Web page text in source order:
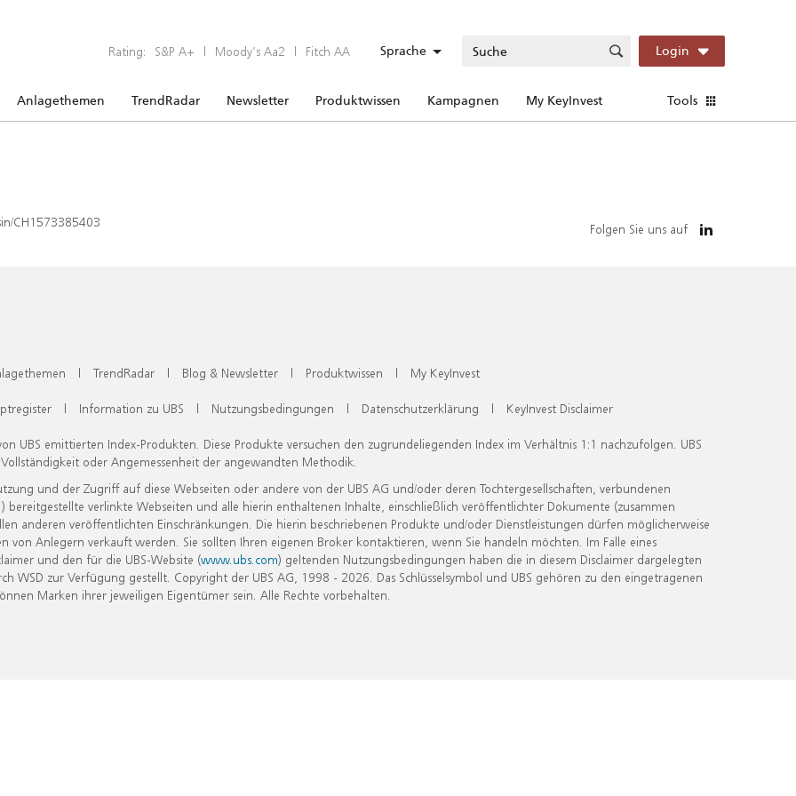
Rating: S&P A+ | Moody’s Aa2 | Fitch AA Sprache Login
Anlagethemen TrendRadar Newsletter Produktwissen Kampagnen My KeyInvest Tools
CH1573385403 Folgen Sie uns auf
| TrendRadar | Blog & Newsletter | Produktwissen | My KeyInvest
| Information zu UBS | Nutzungsbedingungen | Datenschutzerklärung | KeyInvest Disclaimer
UBS emittierten Index-Produkten. Diese Produkte versuchen den zugrundeliegenden Index im Verhältnis 1:1 nachzufolgen. UBS
oder Angemessenheit der angewandten Methodik.
und der Zugriff auf diese Webseiten oder andere von der UBS AG und/oder deren Tochtergesellschaften, verbundenen
verlinkte Webseiten und alle hierin enthaltenen Inhalte, einschließlich veröffentlichter Dokumente (zusammen
anderen veröffentlichten Einschränkungen. Die hierin beschriebenen Produkte und/oder Dienstleistungen dürfen möglicherweise
Anlegern verkauft werden. Sie sollten Ihren eigenen Broker kontaktieren, wenn Sie handeln möchten. Im Falle eines
und den für die UBS-Website (www.ubs.com) geltenden Nutzungsbedingungen haben die in diesem Disclaimer dargelegten
zur Verfügung gestellt. Copyright der UBS AG, 1998 - 2026. Das Schlüsselsymbol und UBS gehören zu den eingetragenen
Marken ihrer jeweiligen Eigentümer sein. Alle Rechte vorbehalten.